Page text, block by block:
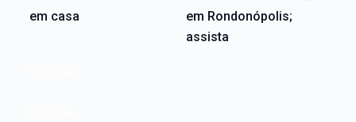
em casa
em Rondonópolis;
assista